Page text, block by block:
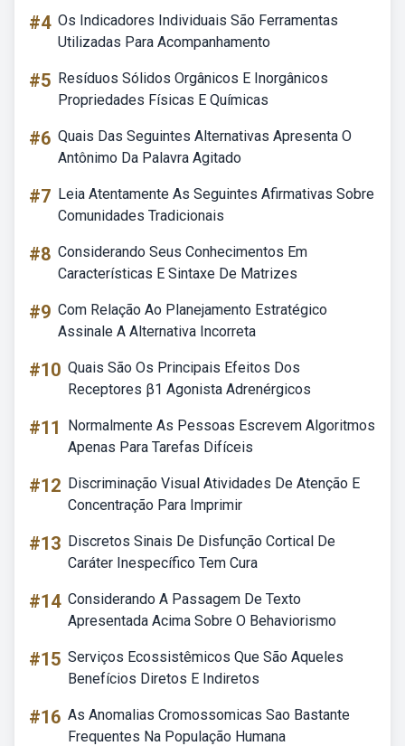
#4 Os Indicadores Individuais São Ferramentas
Utilizadas Para Acompanhamento
#5 Resíduos Sólidos Orgânicos E Inorgânicos
Propriedades Físicas E Químicas
#6 Quais Das Seguintes Alternativas Apresenta O
Antônimo Da Palavra Agitado
#7 Leia Atentamente As Seguintes Afirmativas Sobre
Comunidades Tradicionais
#8 Considerando Seus Conhecimentos Em
Características E Sintaxe De Matrizes
#9 Com Relação Ao Planejamento Estratégico
Assinale A Alternativa Incorreta
#10 Quais São Os Principais Efeitos Dos
Receptores β1 Agonista Adrenérgicos
#11
Normalmente As Pessoas Escrevem Algoritmos
Apenas Para Tarefas Difíceis
#12 Discriminação Visual Atividades De Atenção E
Concentração Para Imprimir
#13 Discretos Sinais De Disfunção Cortical De
Caráter Inespecífico Tem Cura
#14 Considerando A Passagem De Texto
Apresentada Acima Sobre O Behaviorismo
#15 Serviços Ecossistêmicos Que São Aqueles
Benefícios Diretos E Indiretos
#16 As Anomalias Cromossomicas Sao Bastante
Frequentes Na População Humana